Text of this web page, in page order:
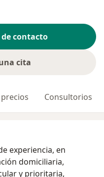
contacto
cita
Consultorios
experiencia, en
domiciliaria,
y prioritaria,